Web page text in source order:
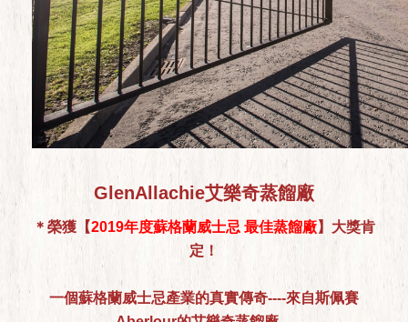
GlenAllachie艾樂奇蒸餾廠
＊榮獲【2019年度蘇格蘭威士忌 最佳蒸餾廠】大獎肯
定！
一個蘇格蘭威士忌產業的真實傳奇----來自斯佩賽